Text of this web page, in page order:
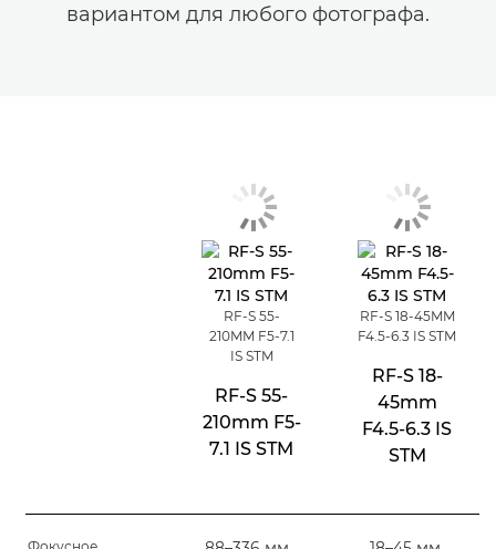
вариантом для любого фотографа.
RF-S 55-
210MM F5-7.1
IS STM
RF-S 55-
210mm F5-
7.1 IS STM
RF-S 18-45MM
F4.5-6.3 IS STM
RF-S 18-
45mm
F4.5-6.3 IS
STM